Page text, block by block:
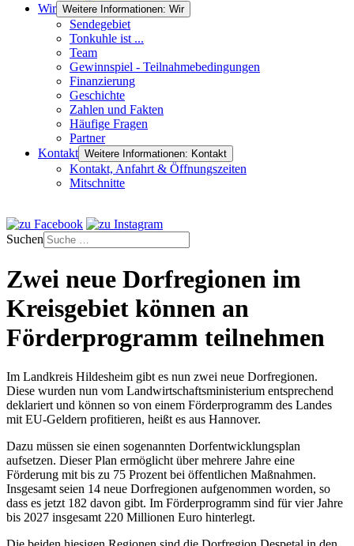
Wir Weitere Informationen: Wir
Sendegebiet
Tonkuhle ist ...
Team
Gewinnspiel - Teilnahmebedingungen
Finanzierung
Geschichte
Zahlen und Fakten
Häufige Fragen
Partner
Kontakt Weitere Informationen: Kontakt
Kontakt, Anfahrt & Öffnungszeiten
Mitschnitte
Suchen
Zwei neue Dorfregionen im
Kreisgebiet können an
Förderprogramm teilnehmen
Im Landkreis Hildesheim gibt es nun zwei neue Dorfregionen.
Diese wurden nun vom Landwirtschaftsministerium entsprechend
deklariert und können so von einem Förderprogramm des Landes
mit EU-Geldern profitieren, heißt es aus Hannover.
Dazu müssen sie einen sogenannten Dorfentwicklungsplan
aufsetzen. Dieser Plan ermöglicht über mehrere Jahre eine
Förderung mit bis zu 75 Prozent bei öffentlichen Maßnahmen.
Insgesamt seien 14 neue Dorfregionen aufgenommen worden, so
dass es jetzt 182 davon gibt. Im Förderprogramm sind für vier Jahre
bis 2027 insgesamt 220 Millionen Euro hinterlegt.